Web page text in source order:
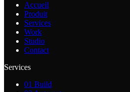
Accueil
Produit
Services
Work
Studio
Contact
Services
01 Build